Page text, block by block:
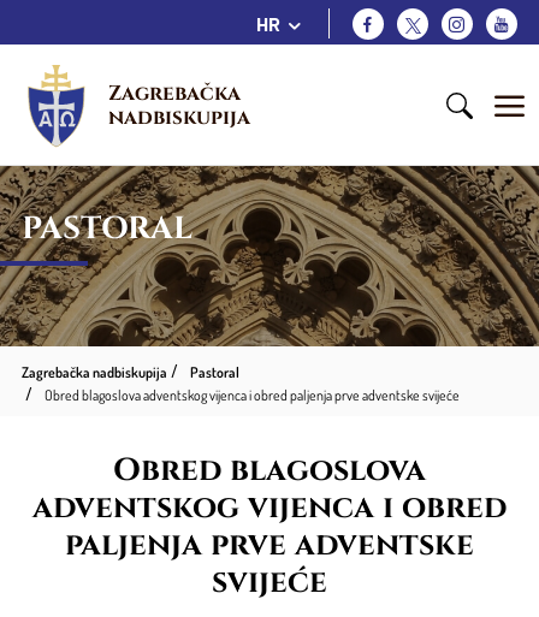
HR
Zagrebačka
nadbiskupija
PASTORAL
Zagrebačka nadbiskupija
Pastoral
Obred blagoslova adventskog vijenca i obred paljenja prve adventske svijeće
Obred blagoslova
adventskog vijenca i obred
paljenja prve adventske
svijeće